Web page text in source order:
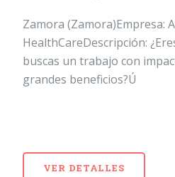
Zamora (Zamora)Empresa:
HealthCareDescripción:
buscas un trabajo con
grandes beneficios?Ú
VER DETALLES